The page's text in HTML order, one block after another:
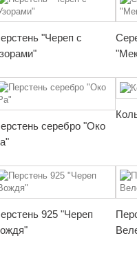
"Череп с
серебро "Око
925 "Череп